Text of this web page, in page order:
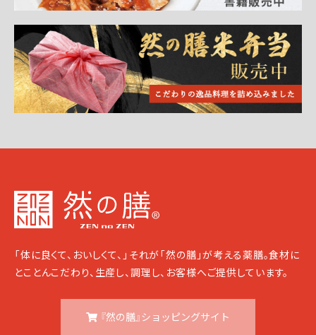
「体に良くて、おいしくて、」それが「然の膳」が考える薬膳。食材に
とことんこだわり、生産し、調理し、お客様へご提供しています。
『然の膳』ショッピングサイト